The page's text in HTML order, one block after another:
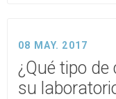
08 MAY. 2017
¿Qué tipo
su